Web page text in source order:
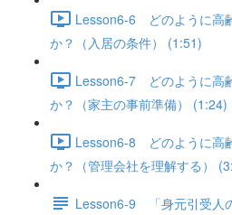
Lesson6-6 どのように高
か？（入居の条件） (1:51)
Lesson6-7 どのように高
か？（家主の事前準備） (1:24)
Lesson6-8 どのように高
か？（管理会社を理解する）
Lesson6-9 「身元引受人